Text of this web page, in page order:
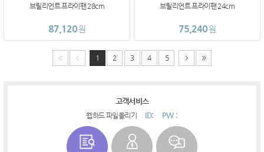
브릴리언트 프라이팬 28cm
87,120원
브릴리언트 프라이팬 24cm
75,240원
1 2 3 4 5
고객서비스
웹하드 파일올리기 ID: PW :